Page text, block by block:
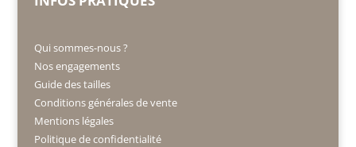
Qui sommes-nous ?
Nos engagements
Guide des tailles
Conditions générales de vente
Mentions légales
Politique de confidentialité